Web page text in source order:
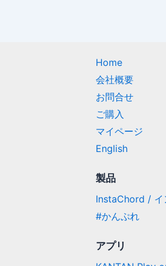
Home
会社概要
お問合せ
ご購入
マイページ
English
製品
InstaChord / イ
#かんぷれ
アプリ